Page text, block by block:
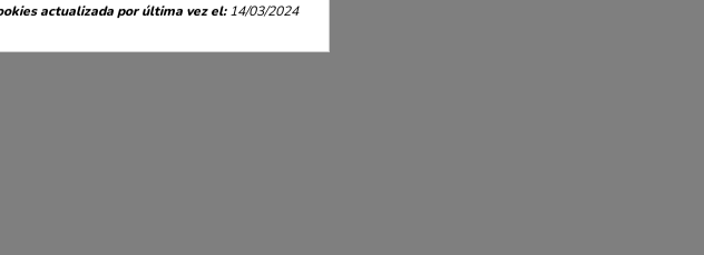
actualizada por última vez el:14/03/2024